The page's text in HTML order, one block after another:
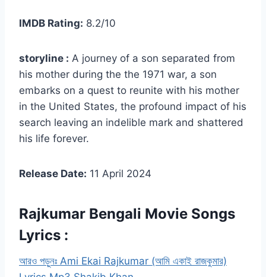
IMDB Rating: 8.2/10
storyline : A journey of a son separated from
his mother during the the 1971 war, a son
embarks on a quest to reunite with his mother
in the United States, the profound impact of his
search leaving an indelible mark and shattered
his life forever.
Release Date: 11 April 2024
Rajkumar Bengali Movie Songs
Lyrics :
আরও পড়ুনঃ Ami Ekai Rajkumar (আমি একাই রাজকুমার)